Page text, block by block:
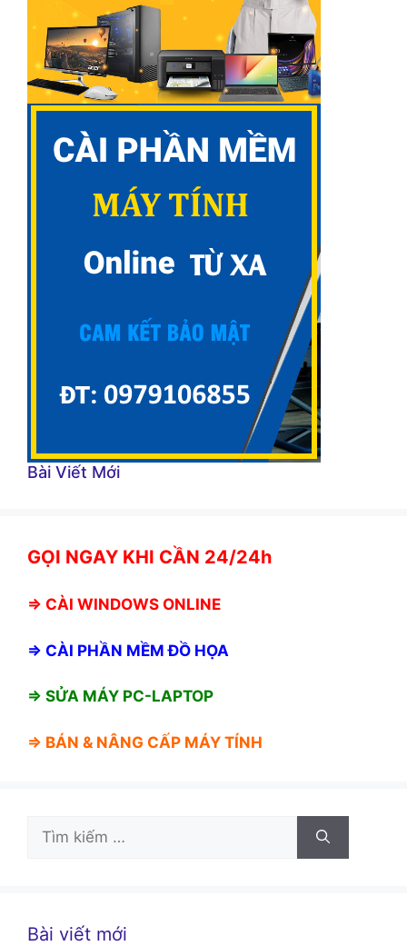
Bài Viết Mới
GỌI NGAY KHI CẦN 24/24h
⇒ CÀI WINDOWS ONLINE
⇒ CÀI PHẦN MỀM ĐỒ HỌA
⇒ SỬA MÁY PC-LAPTOP
⇒ BÁN & NÂNG CẤP MÁY TÍNH
Tìm
kiếm
Bài viết mới